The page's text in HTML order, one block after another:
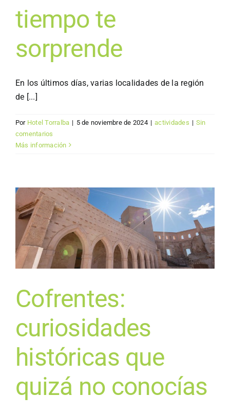
tiempo te
sorprende
En los últimos días, varias localidades de la región
de [...]
Por Hotel Torralba | 5 de noviembre de 2024 | actividades | Sin
comentarios
Más información
Cofrentes:
curiosidades
históricas que
quizá no conocías